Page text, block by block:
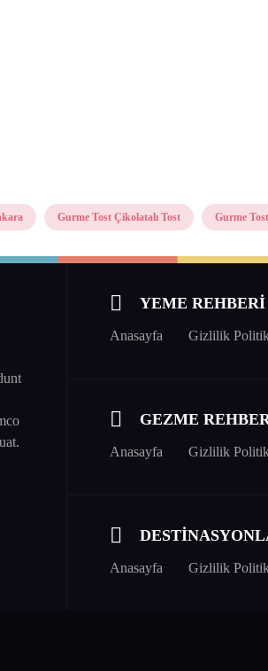
Gurme Tost Çikolatalı Tost Gurme
YEME REHBERİ
Anasayfa Gizlilik
GEZME
Anasayfa Gizlilik
Anasayfa Gizlilik